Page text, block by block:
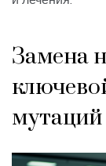
Замена
мутаций